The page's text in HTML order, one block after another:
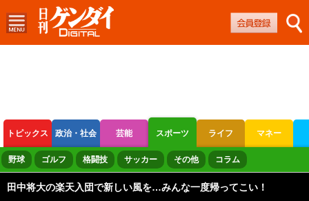
トピックス 政治・社会 芸能 スポーツ ライフ マネー
ボートレース 競輪 オートレース
野球 ゴルフ 格闘技 サッカー その他 コラム
田中将大の楽天入団で新しい風を…みんな一度帰ってこい！